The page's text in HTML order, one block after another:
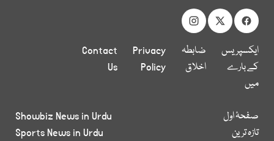
ایکسپریس
کے بارے
میں
ضابطہ
اخلاق
Privacy
Policy
Contact
Us
صفحۂ اول
تازہ ترین
Showbiz News in Urdu
Sports News in Urdu